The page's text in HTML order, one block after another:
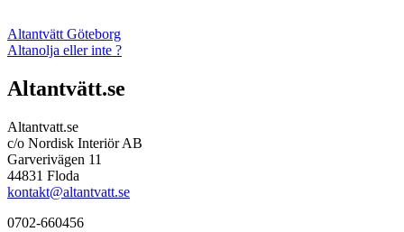
Altantvätt Göteborg
Altanolja eller inte ?
Altantvätt.se
Altantvatt.se
c/o Nordisk Interiör AB
Garverivägen 11
44831 Floda
kontakt@altantvatt.se
0702-660456